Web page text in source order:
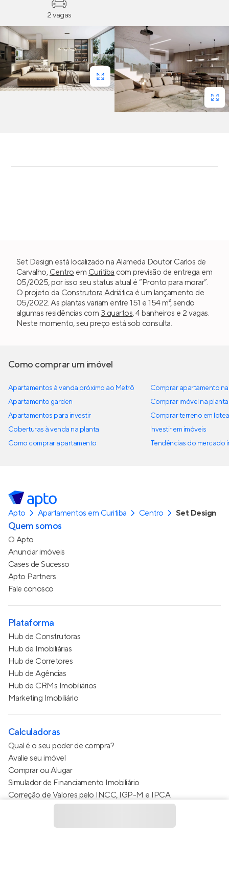
2 vagas
Set Design está localizado na Alameda Doutor Carlos de
Carvalho, Centro em Curitiba com previsão de entrega em
05/2025, por isso seu status atual é “Pronto para morar”.
O projeto da Construtora Adriática é um lançamento de
05/2022. As plantas variam entre 151 e 154 m², sendo
algumas residências com 3 quartos, 4 banheiros e 2 vagas.
Neste momento, seu preço está sob consulta.
Como comprar um imóvel
Apartamentos à venda próximo ao Metrô
Apartamento garden
Apartamentos para investir
Coberturas à venda na planta
Como comprar apartamento
Comprar apartamento
Comprar imóvel na planta
Comprar terreno em
Investir em imóveis
Tendências do mercado
Apto Apartamentos em Curitiba Centro Set Design
Quem somos
O Apto
Anunciar imóveis
Cases de Sucesso
Apto Partners
Fale conosco
Plataforma
Hub de Construtoras
Hub de Imobiliárias
Hub de Corretores
Hub de Agências
Hub de CRMs Imobiliários
Marketing Imobiliário
Calculadoras
Qual é o seu poder de compra?
Avalie seu imóvel
Comprar ou Alugar
Simulador de Financiamento Imobiliário
Correção de Valores pelo INCC, IGP-M e IPCA
Estimativa de valor do condomínio